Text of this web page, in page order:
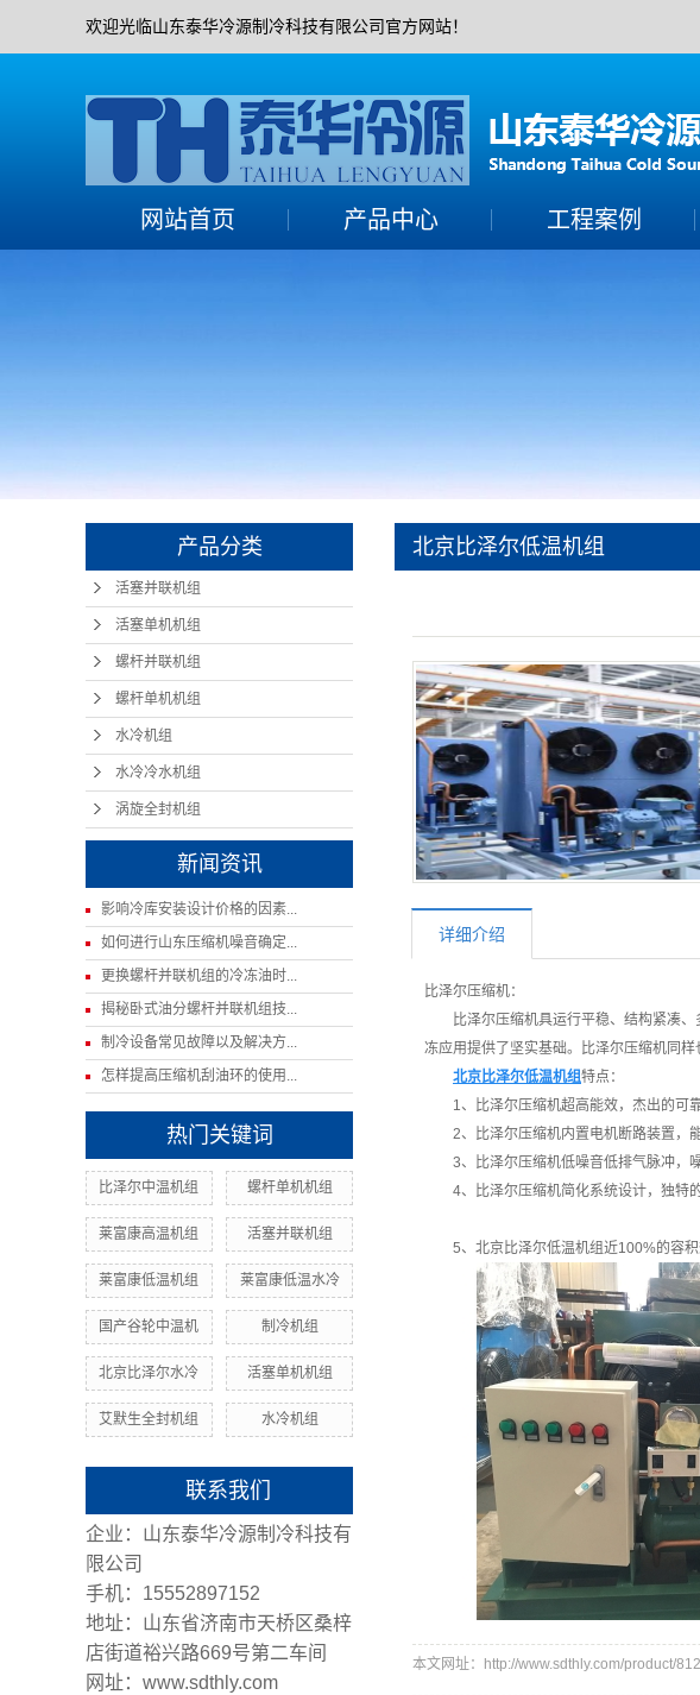
欢迎光临山东泰华冷源制冷科技有限公司官方网站！
网站首页 产品中心
涡旋全封机组
工程案例
产品分类
活塞并联机组
活塞单机机组
螺杆并联机组
螺杆单机机组
水冷机组
水冷冷水机组
涡旋全封机组
新闻资讯
影响冷库安装设计价格的因素...
如何进行山东压缩机噪音确定...
更换螺杆并联机组的冷冻油时...
揭秘卧式油分螺杆并联机组技...
制冷设备常见故障以及解决方...
怎样提高压缩机刮油环的使用...
热门关键词
比泽尔中温机组 螺杆单机机组
莱富康高温机组 活塞并联机组
莱富康低温机组 莱富康低温水冷
国产谷轮中温机 制冷机组
北京比泽尔水冷 活塞单机机组
艾默生全封机组 水冷机组
联系我们
企业：山东泰华冷源制冷科技有
限公司
手机：15552897152
地址：山东省济南市天桥区桑梓
店街道裕兴路669号第二车间
网址：www.sdthly.com
北京比泽尔低温机组
详细介绍
比泽尔压缩机：
比泽尔压缩机具运行平稳、结构紧凑、
冻应用提供了坚实基础。比泽尔压缩机同
北京比泽尔低温机组特点：
1、比泽尔压缩机超高能效，杰出的可靠
2、比泽尔压缩机内置电机断路装置，能
3、比泽尔压缩机低噪音低排气脉冲，噪
4、比泽尔压缩机简化系统设计，独特的
5、北京比泽尔低温机组近100%的容积
本文网址：http://www.sdthly.com/product/